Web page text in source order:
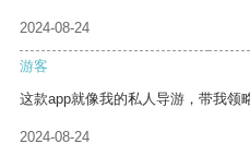
2024-08-24
游客
这款app就像我的私人导游，带我领
2024-08-24